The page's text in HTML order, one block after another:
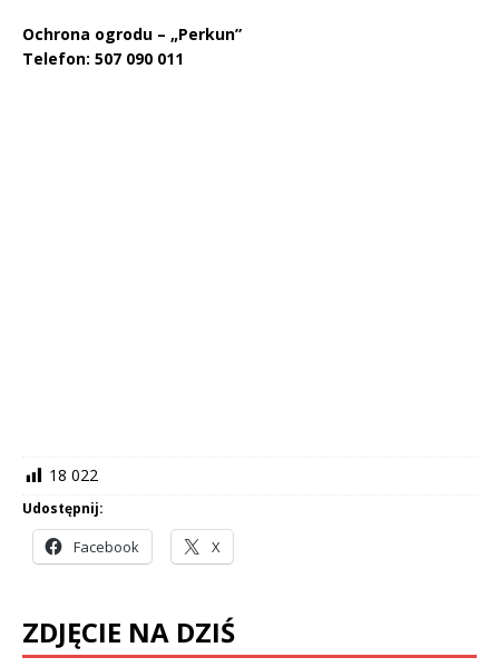
Ochrona ogrodu – „Perkun”
Telefon: 507 090 011
18 022
Udostępnij:
Facebook X
ZDJĘCIE NA DZIŚ